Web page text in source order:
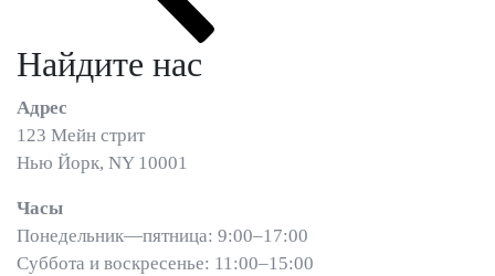
записям
Найдите нас
Адрес
123 Мейн стрит
Нью Йорк, NY 10001
Часы
Понедельник—пятница: 9:00–17:00
Суббота и воскресенье: 11:00–15:00